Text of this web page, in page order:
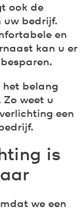
ook de
uw bedrijf.
en
kan u er
het belang
weet u
een
is
we een